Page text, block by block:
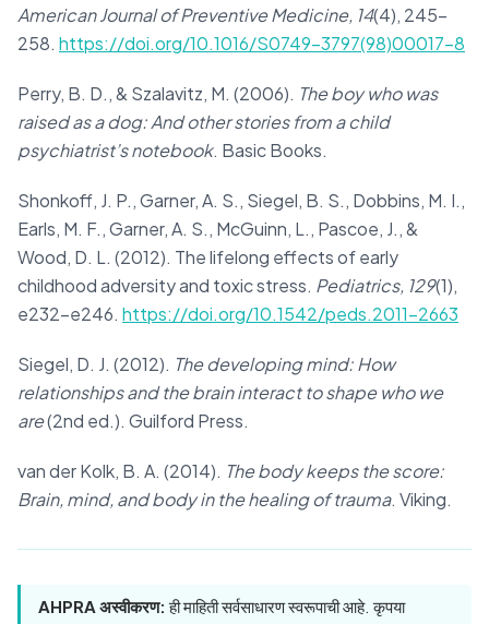
American Journal of Preventive Medicine, 14(4), 245–
258. https://doi.org/10.1016/S0749-3797(98)00017-8
Perry, B. D., & Szalavitz, M. (2006). The boy who was
raised as a dog: And other stories from a child
psychiatrist’s notebook. Basic Books.
Shonkoff, J. P., Garner, A. S., Siegel, B. S., Dobbins, M. I.,
Earls, M. F., Garner, A. S., McGuinn, L., Pascoe, J., &
Wood, D. L. (2012). The lifelong effects of early
childhood adversity and toxic stress. Pediatrics, 129(1),
e232–e246. https://doi.org/10.1542/peds.2011-2663
Siegel, D. J. (2012). The developing mind: How
relationships and the brain interact to shape who we
are(2nd ed.). Guilford Press.
van der Kolk, B. A. (2014). The body keeps the score:
Brain, mind, and body in the healing of trauma. Viking.
AHPRA अस्वीकरण: ही माहिती सर्वसाधारण स्वरूपाची आहे. कृपया